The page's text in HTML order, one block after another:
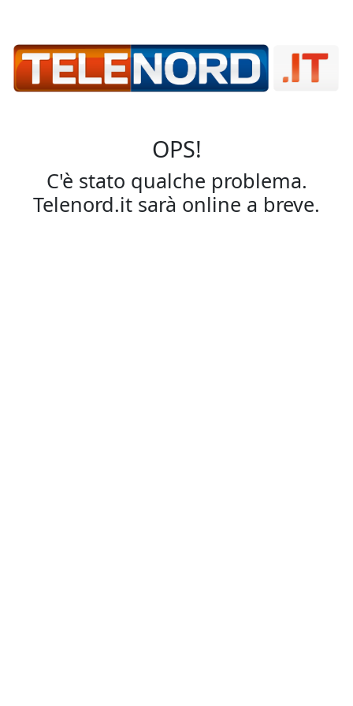
OPS!
C'è stato qualche problema.
Telenord.it sarà online a breve.